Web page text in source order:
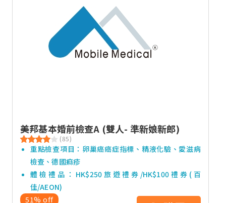
美邦基本婚前檢查A (雙人- 準新娘新郎)
(85)
重點檢查項目：卵巢癌癌症指標、精液化驗、愛滋病
檢查、德國痲疹
體檢禮品：HK$250旅遊禮券/HK$100禮券(百
佳/AEON)
51% off